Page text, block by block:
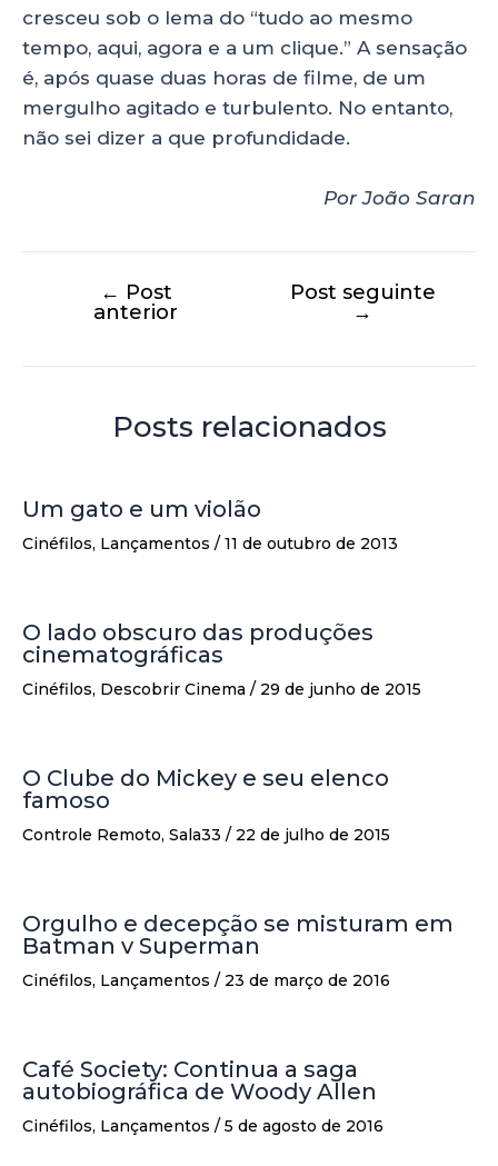
cresceu sob o lema do “tudo ao mesmo
tempo, aqui, agora e a um clique.” A sensação
é, após quase duas horas de filme, de um
mergulho agitado e turbulento. No entanto,
não sei dizer a que profundidade.
Por João Saran
← Post
anterior
Post seguinte
→
Posts relacionados
Um gato e um violão
Cinéfilos, Lançamentos / 11 de outubro de 2013
O lado obscuro das produções
cinematográficas
Cinéfilos, Descobrir Cinema / 29 de junho de 2015
O Clube do Mickey e seu elenco
famoso
Controle Remoto, Sala33 / 22 de julho de 2015
Orgulho e decepção se misturam em
Batman v Superman
Cinéfilos, Lançamentos / 23 de março de 2016
Café Society: Continua a saga
autobiográfica de Woody Allen
Cinéfilos, Lançamentos / 5 de agosto de 2016